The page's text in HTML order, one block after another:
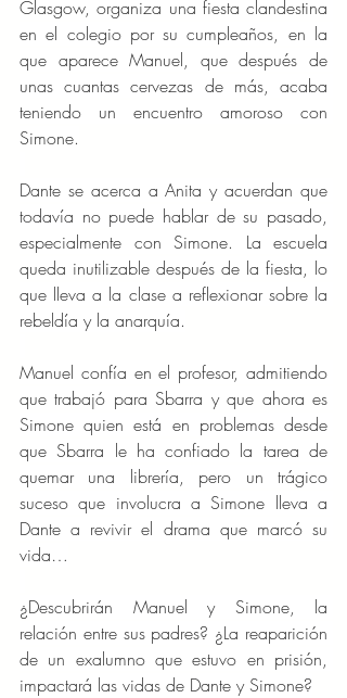
Glasgow, organiza una fiesta clandestina
en el colegio por su cumpleaños, en la
que aparece Manuel, que después de
unas cuantas cervezas de más, acaba
teniendo un encuentro amoroso con
Simone.
Dante se acerca a Anita y acuerdan que
todavía no puede hablar de su pasado,
especialmente con Simone. La escuela
queda inutilizable después de la fiesta, lo
que lleva a la clase a reflexionar sobre la
rebeldía y la anarquía.
Manuel confía en el profesor, admitiendo
que trabajó para Sbarra y que ahora es
Simone quien está en problemas desde
que Sbarra le ha confiado la tarea de
quemar una librería, pero un trágico
suceso que involucra a Simone lleva a
Dante a revivir el drama que marcó su
vida…
¿Descubrirán Manuel y Simone, la
relación entre sus padres? ¿La reaparición
de un exalumno que estuvo en prisión,
impactará las vidas de Dante y Simone?